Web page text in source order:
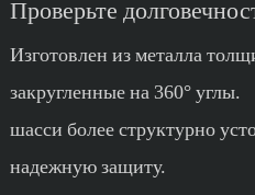
Проверьте
Изготовлен из металла
закругленные на 360° углы.
шасси более структурно
надежную защиту.